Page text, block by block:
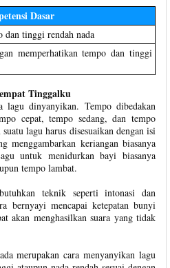
Dasar
dan tinggi rendah nada
memperhatikan tempo dan tinggi
Tinggalku
lagu dinyanyikan. Tempo dibedakan
cepat, tempo sedang, dan tempo
lagu harus disesuaikan dengan isi
menggambarkan keriangan biasanya
untuk menidurkan bayi biasanya
tempo lambat.
teknik seperti intonasi dan
bernyayi mencapai ketepatan bunyi
akan menghasilkan suara yang tidak
merupakan cara menyanyikan lagu